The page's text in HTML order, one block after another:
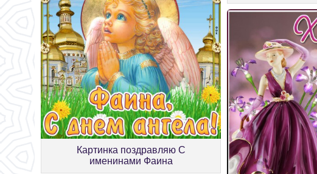
Картинка поздравляю С
именинами Фаина